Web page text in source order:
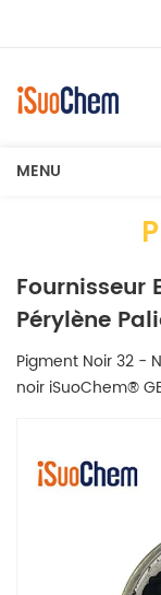
MENU
Fournisseur
Pérylène
Pigment Noir 32 -
noir iSuoChem®